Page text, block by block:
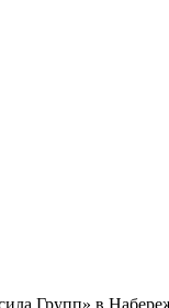
Групп» в